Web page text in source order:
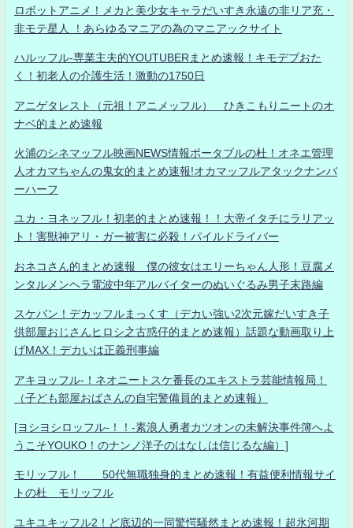
ロボットアニメ！メカと美少女キャラだいすき永遠の非リア充・
非モテ星人 ！あらゆるマニアの為のマニアックサイト
ハルッフル-専業主夫的YOUTUBERまとめ速報！キモデブおた
く！初老人の介護生活！激動の1750日
アニゲタレスト（元祖！アニメッフル） ひきこもりニートのオ
ナベ的まとめ速報
火浦のシネマッフル映画NEWS情報ポータブルの杜！オネエ管理
人オカマちゃんの鬼女的まとめ速報!オカマッフルアタックナンバ
ーハーフ
ユカ・ヨネッフル！初老的まとめ速報！！大帝イタチにラリアッ
ト！害獣神アリ・ガー被害に必殺！パイルドライバー
おネコさん的まとめ速報 僕の彼女はエリーちゃん人形！豆腐メ
ンタルメンヘラ電波中年アルバイターのぬいぐるみ男子末路編
スケバン！デカッフルまっくす（デカい強い2次元嫁だいすき子
供部屋おじさんヒロシ之古惑仔的まとめ速報）話題な動画取り上
げMAX！デカいは正義刑事編
アキヨッフル-！ネオニートスケ番長のエキストラ芸能情報局！
（子ども部屋おばさんの自宅警備員的まとめ速報）
[ヨシヨシロッフル-！！-素浪人勇者カツオンの未解決事件簿へよ
うこそYOUKO！のナンノ洋子のはなしは信じるな編）]
モリッフル！ 50代無職独身的まとめ速報！有益便利情報サイ
トの杜 モリッフル
ユキユキッフル2！ど底辺的一同驚愕騒然まとめ速報！超氷河期